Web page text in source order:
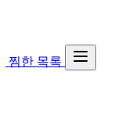
찜한 목록